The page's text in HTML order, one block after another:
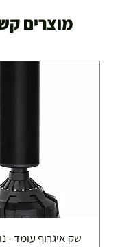
תוספת התקנה למכשירי כושר /
איסוף עצמי ללא עלות מסניף
מוצרי כושר ( בלבד) ניתן
מוצרים
שק איגרוף עומד -